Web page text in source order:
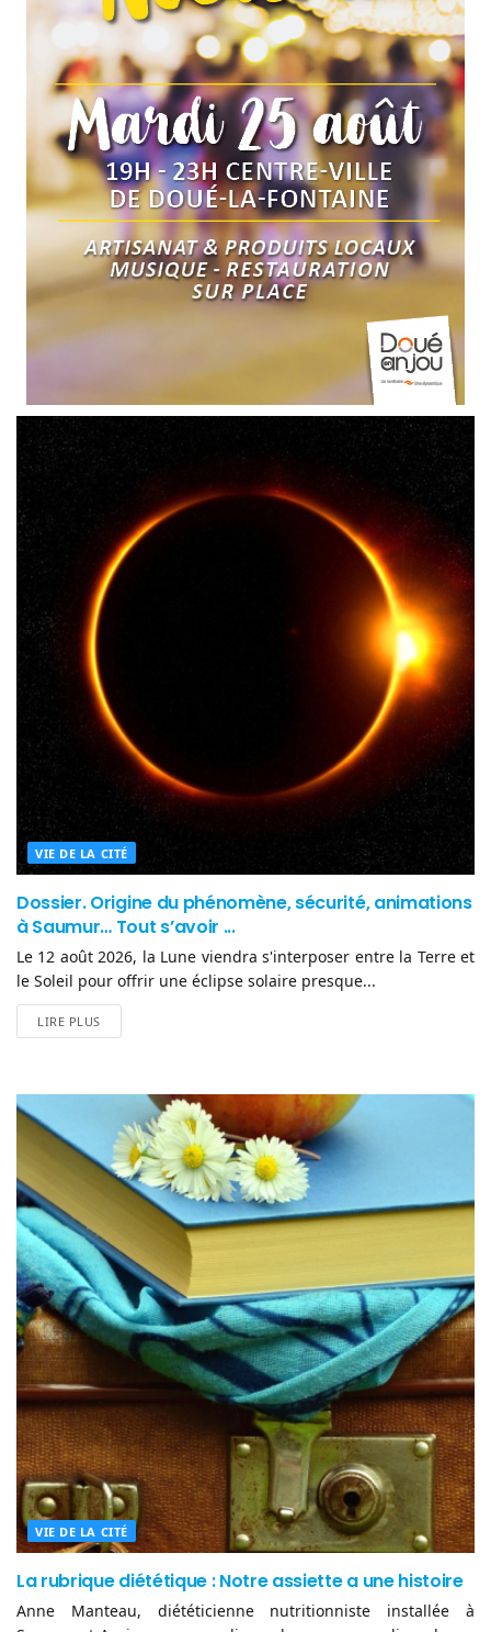
VIE DE LA CITÉ
Dossier. Origine du phénomène, sécurité, animations
à Saumur… Tout s’avoir ...
Le 12 août 2026, la Lune viendra s'interposer entre la Terre et
le Soleil pour offrir une éclipse solaire presque...
LIRE PLUS
VIE DE LA CITÉ
La rubrique diététique : Notre assiette a une histoire
Anne Manteau, diététicienne nutritionniste installée à